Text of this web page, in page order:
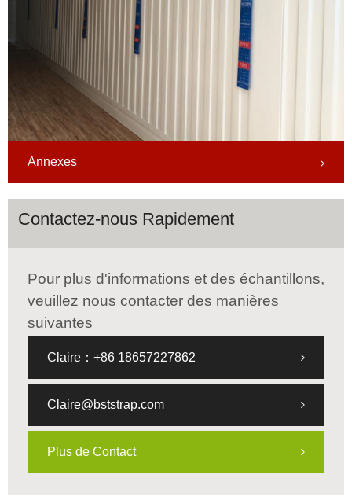
Annexes
Contactez-nous Rapidement
Pour plus d'informations et des échantillons,
veuillez nous contacter des manières
suivantes
Claire：+86 18657227862
Claire@bststrap.com
Plus de Contact